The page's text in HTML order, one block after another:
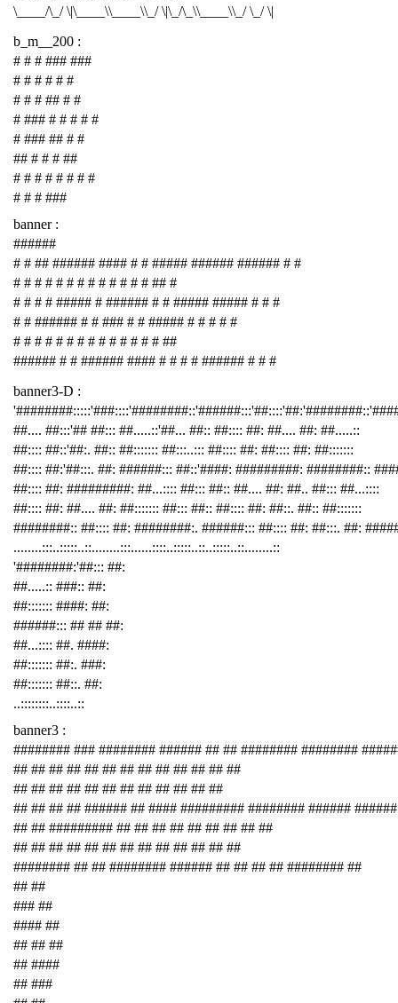
\____/\_/ \|\____\\____\\_/ \|\_/\_\\____\\_/ \_/ \|
b_m__200 :
# # # ### ###
# # # # # #
# # # ## # #
# ### # # # # #
# ### ## # #
## # # # ##
# # # # # # # #
# # # ###
banner :
######
# # ## ###### #### # # ##### ###### ###### # #
# # # # # # # # # # # # # ## #
# # # # ##### # ###### # # ##### ##### # # #
# # ###### # # ### # # ##### # # # # #
# # # # # # # # # # # # # # ##
###### # # ###### #### # # # # ###### # # #
banner3-D :
##.... ##:::'## ##::: ##.....::'##... ##:: ##:::: ##: ##.... ##: ##.....::
##:::: ##::'##:. ##:: ##::::::: ##:::..::: ##:::: ##: ##:::: ##: ##:::::::
##:::: ##:'##:::. ##: ######::: ##::'####: #########: ########::
##:::: ##: #########: ##...:::: ##::: ##:: ##.... ##: ##.. ##::: ##...::::
##:::: ##: ##.... ##: ##::::::: ##::: ##:: ##:::: ##: ##::. ##:: ##:::::::
########:: ##:::: ##: ########:. ######::: ##:::: ##: ##:::. ##:
........:::..:::::..::........:::......::::..:::::..::..:::::..::........::
'########:'##::: ##:
##.....:: ###:: ##:
##::::::: ####: ##:
######::: ## ## ##:
##...:::: ##. ####:
##::::::: ##:. ###:
##::::::: ##::. ##:
..::::::::..::::..::
banner3 :
######## ### ######## ###### ## ## ######## ########
## ## ## ## ## ## ## ## ## ## ## ## ##
## ## ## ## ## ## ## ## ## ## ## ##
## ## ## ## ###### ## #### ######### ######## ###### ######
## ## ######### ## ## ## ## ## ## ## ## ##
## ## ## ## ## ## ## ## ## ## ## ## ##
######## ## ## ######## ###### ## ## ## ## ######## ##
## ##
### ##
#### ##
## ## ##
## ####
## ###